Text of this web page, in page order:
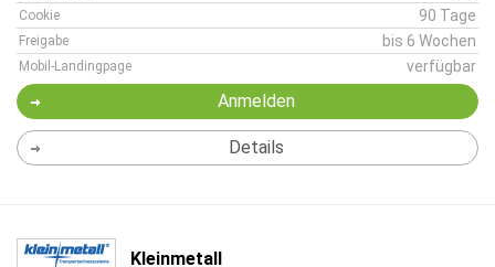
Cookie 90 Tage
Freigabe bis 6 Wochen
Mobil-Landingpage verfügbar
Anmelden
Details
Kleinmetall